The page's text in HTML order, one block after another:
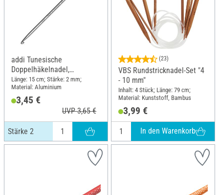
addi Tunesische
Doppelhäkelnadel,
Aluminium, Stärke 2
Länge: 15 cm; Stärke: 2 mm;
Material: Aluminium
3,45 €
UVP 3,65 €
Stärke 2
(23)
VBS Rundstricknadel-Set "4
- 10 mm"
Inhalt: 4 Stück; Länge: 79 cm;
Material: Kunststoff, Bambus
3,99 €
In den Warenkorb